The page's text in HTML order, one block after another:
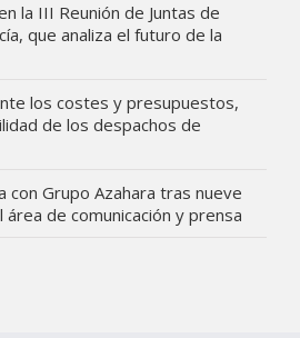
la III Reunión de Juntas de
que analiza el futuro de la
los costes y presupuestos,
de los despachos de
con Grupo Azahara tras nueve
de comunicación y prensa